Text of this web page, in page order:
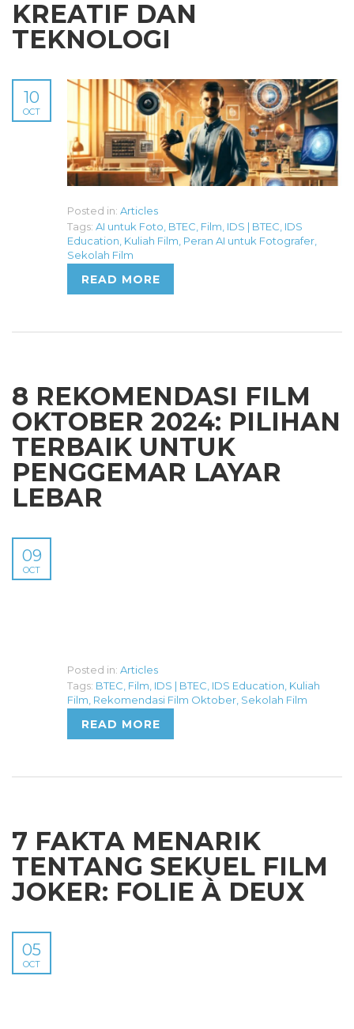
KREATIF DAN
TEKNOLOGI
10
OCT
Posted in: Articles
Tags: AI untuk Foto, BTEC, Film, IDS | BTEC, IDS
Education, Kuliah Film, Peran AI untuk Fotografer,
Sekolah Film
READ MORE
8 REKOMENDASI FILM
OKTOBER 2024: PILIHAN
TERBAIK UNTUK
PENGGEMAR LAYAR
LEBAR
09
OCT
Posted in: Articles
Tags: BTEC Film IDS | BTEC IDS Education Kuliah
Film Rekomendasi Film Oktober Sekolah Film
READ MORE
7 FAKTA MENARIK
TENTANG SEKUEL FILM
JOKER: FOLIE À DEUX
05
OCT